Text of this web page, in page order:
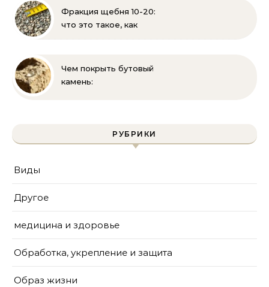
Геология и
Фракция щебня 10-20:
что это такое, как
Чем покрыть бутовый
камень:
РУБРИКИ
Виды
Другое
медицина и здоровье
Обработка, укрепление и защита
Образ жизни